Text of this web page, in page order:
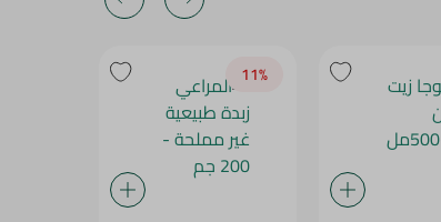
11‎%‎